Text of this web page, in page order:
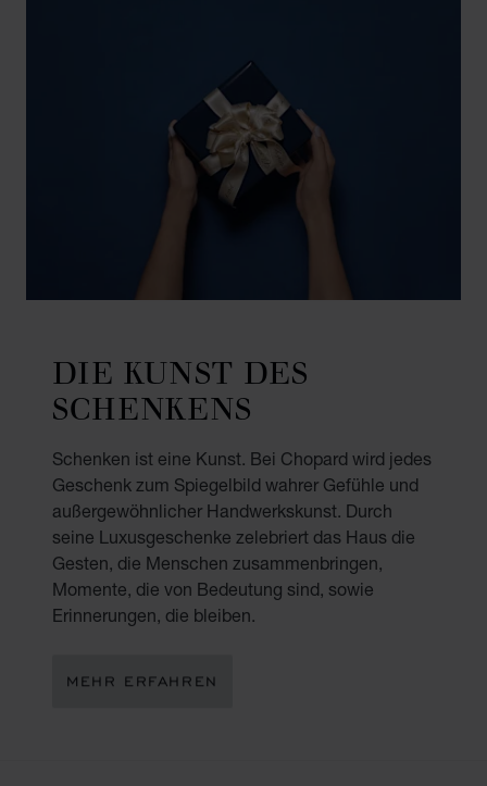
DIE KUNST DES
SCHENKENS
Schenken ist eine Kunst. Bei Chopard wird jedes
Geschenk zum Spiegelbild wahrer Gefühle und
außergewöhnlicher Handwerkskunst. Durch
seine Luxusgeschenke zelebriert das Haus die
Gesten, die Menschen zusammenbringen,
Momente, die von Bedeutung sind, sowie
Erinnerungen, die bleiben.
MEHR ERFAHREN